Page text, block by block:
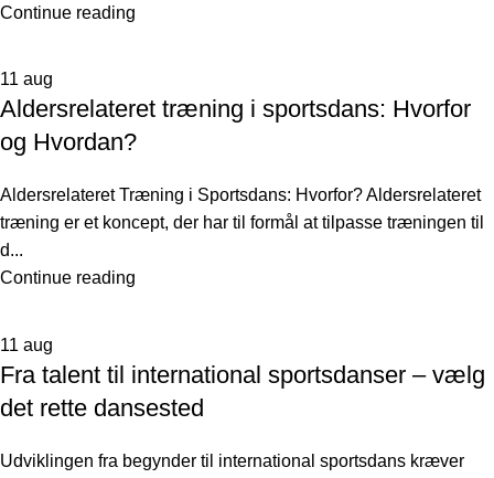
Continue reading
11 aug
Aldersrelateret træning i sportsdans: Hvorfor
og Hvordan?
Aldersrelateret Træning i Sportsdans: Hvorfor? Aldersrelateret
træning er et koncept, der har til formål at tilpasse træningen til
d...
Continue reading
11 aug
Fra talent til international sportsdanser – vælg
det rette dansested
Udviklingen fra begynder til international sportsdans kræver